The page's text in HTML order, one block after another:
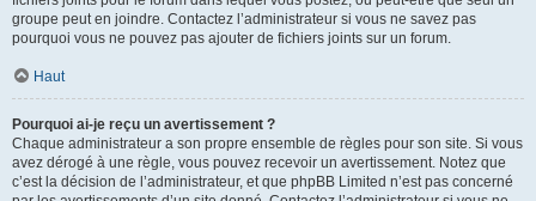
groupe peut en joindre. Contactez l’administrateur si vous ne savez pas
pourquoi vous ne pouvez pas ajouter de fichiers joints sur un forum.
Haut
Pourquoi ai-je reçu un avertissement ?
Chaque administrateur a son propre ensemble de règles pour son site. Si vous
avez dérogé à une règle, vous pouvez recevoir un avertissement. Notez que
c’est la décision de l’administrateur, et que phpBB Limited n’est pas concerné